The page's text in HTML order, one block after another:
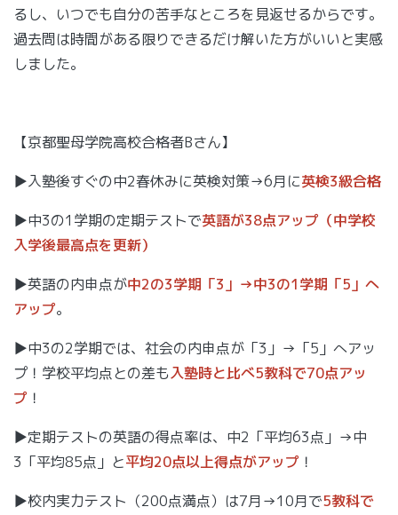
るし、いつでも自分の苦手なところを見返せるからです。
過去問は時間がある限りできるだけ解いた方がいいと実感
しました。
【京都聖母学院高校合格者Bさん】
▶入塾後すぐの中2春休みに英検対策→6月に英検3級合格
▶中3の1学期の定期テストで英語が38点アップ（中学校
入学後最高点を更新）
▶英語の内申点が中2の3学期「3」→中3の1学期「5」へ
アップ。
▶中3の2学期では、社会の内申点が「3」→「5」へアッ
プ！学校平均点との差も入塾時と比べ5教科で70点アッ
プ ！
▶定期テストの英語の得点率は、中2「平均63点」→中
3「平均85点」と平均20点以上得点がアップ ！
▶校内実力テスト（200点満点）は7月→10月で5教科で